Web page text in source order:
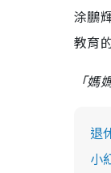
涂鵬
教育
「
退
小